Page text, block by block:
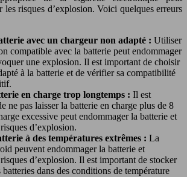
les risques d’explosion. Voici quelques erreurs
avec un chargeur non adapté : Utiliser
compatible avec la batterie peut endommager
une explosion. Il est important de choisir
à la batterie et de vérifier sa compatibilité
en charge trop longtemps : Il est
ne pas laisser la batterie en charge plus de 8
excessive peut endommager la batterie et
d’explosion.
à des températures extrêmes : La
peuvent endommager la batterie et
d’explosion. Il est important de stocker
batteries dans des conditions de température